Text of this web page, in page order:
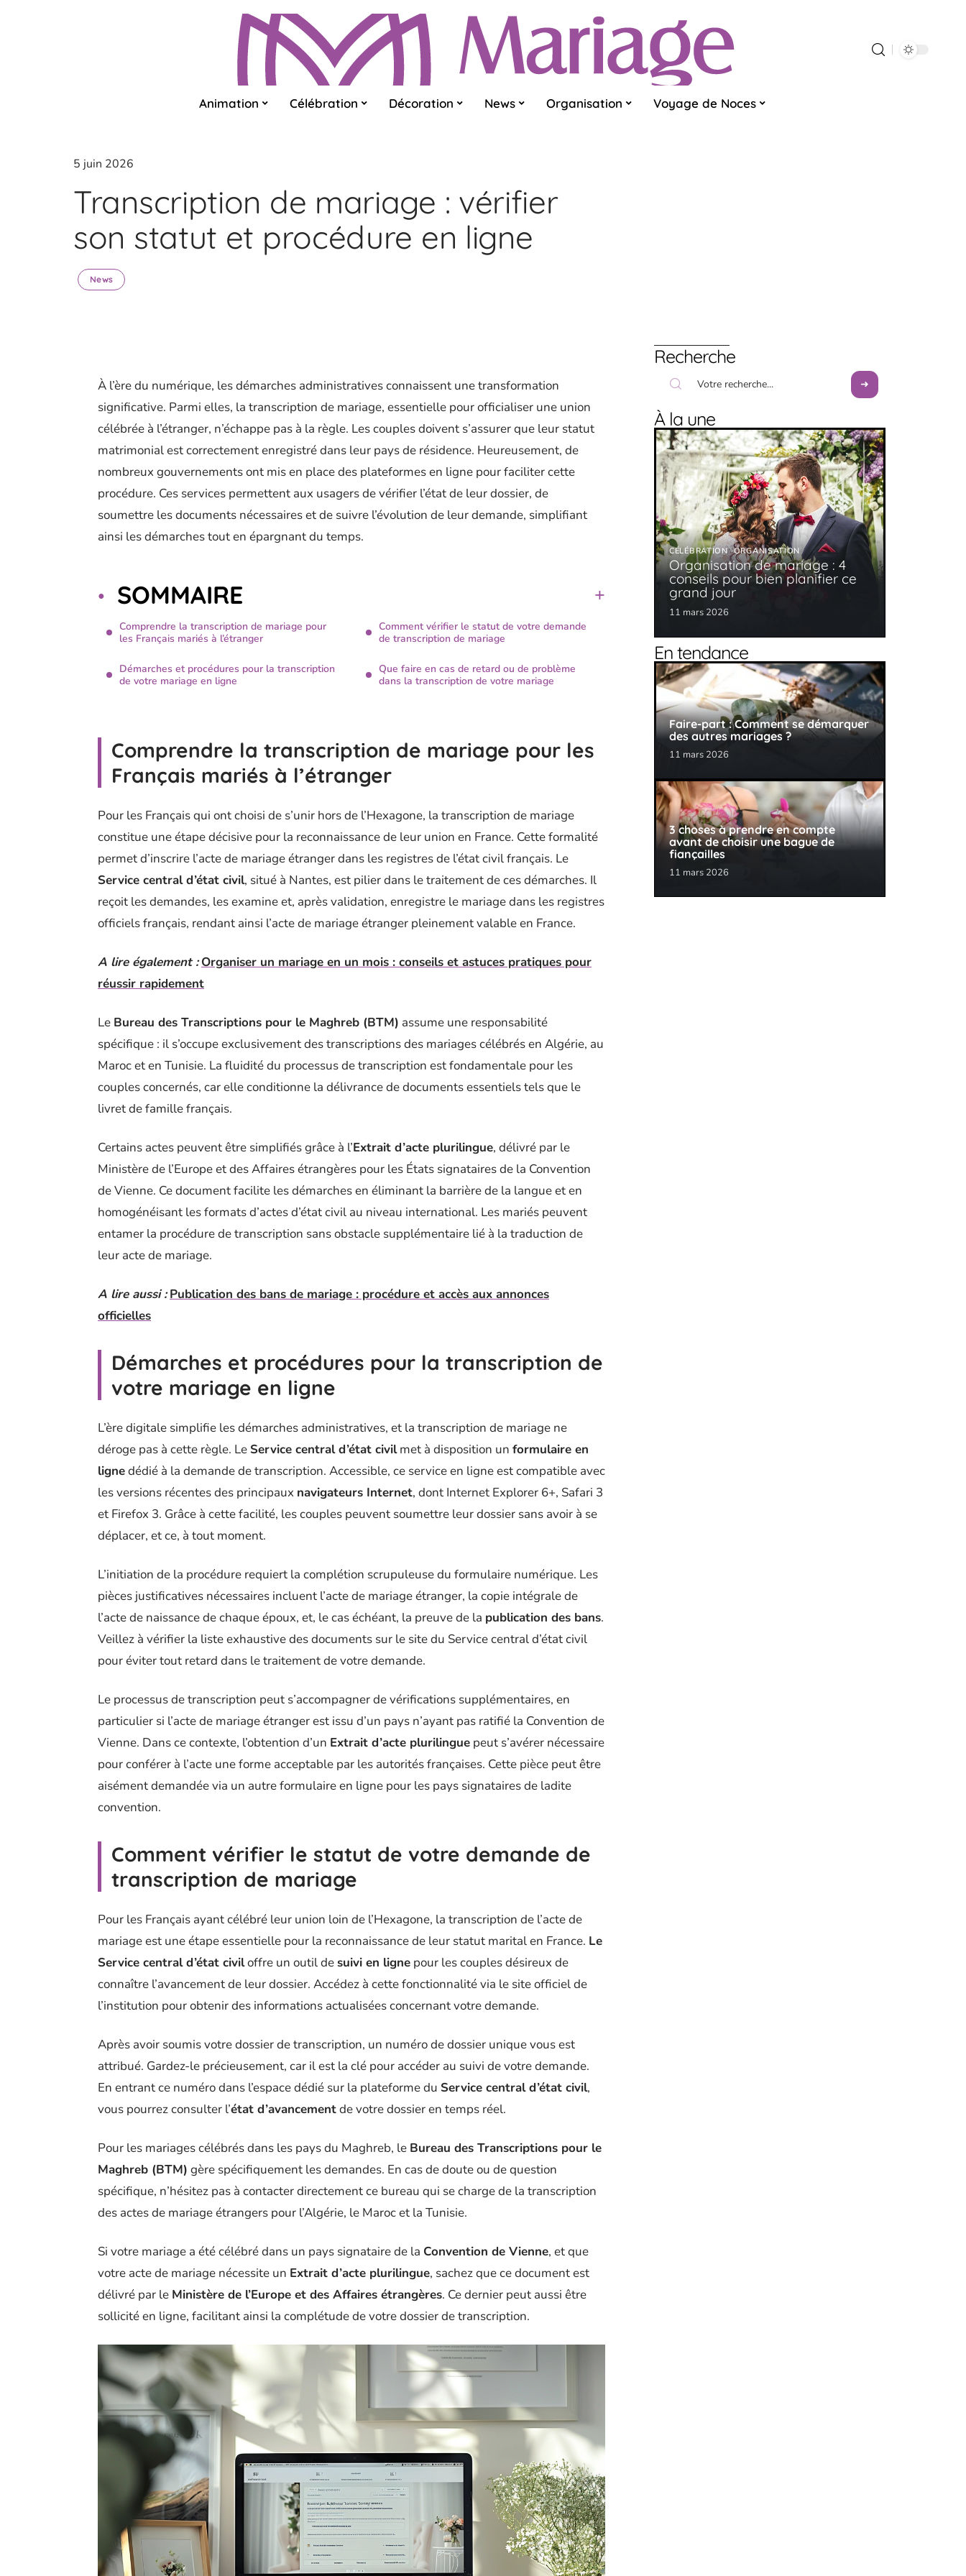
Animation Célébration Décoration News Organisation Voyage de Noces
5 juin 2026
Transcription de mariage : vérifier
son statut et procédure en ligne
News
À l’ère du numérique, les démarches administratives connaissent une transformation
significative. Parmi elles, la transcription de mariage, essentielle pour officialiser une union
célébrée à l’étranger, n’échappe pas à la règle. Les couples doivent s’assurer que leur statut
matrimonial est correctement enregistré dans leur pays de résidence. Heureusement, de
nombreux gouvernements ont mis en place des plateformes en ligne pour faciliter cette
procédure. Ces services permettent aux usagers de vérifier l’état de leur dossier, de
soumettre les documents nécessaires et de suivre l’évolution de leur demande, simplifiant
ainsi les démarches tout en épargnant du temps.
SOMMAIRE
Comprendre la transcription de mariage pour
les Français mariés à l’étranger
Démarches et procédures pour la transcription
de votre mariage en ligne
Comment vérifier le statut de votre demande
de transcription de mariage
Que faire en cas de retard ou de problème
dans la transcription de votre mariage
Comprendre la transcription de mariage pour les
Français mariés à l’étranger
Pour les Français qui ont choisi de s’unir hors de l’Hexagone, la transcription de mariage
constitue une étape décisive pour la reconnaissance de leur union en France. Cette formalité
permet d’inscrire l’acte de mariage étranger dans les registres de l’état civil français. Le
Service central d’état civil, situé à Nantes, est pilier dans le traitement de ces démarches. Il
reçoit les demandes, les examine et, après validation, enregistre le mariage dans les registres
officiels français, rendant ainsi l’acte de mariage étranger pleinement valable en France.
A lire également : Organiser un mariage en un mois : conseils et astuces pratiques pour
réussir rapidement
Le Bureau des Transcriptions pour le Maghreb (BTM) assume une responsabilité
spécifique : il s’occupe exclusivement des transcriptions des mariages célébrés en Algérie, au
Maroc et en Tunisie. La fluidité du processus de transcription est fondamentale pour les
couples concernés, car elle conditionne la délivrance de documents essentiels tels que le
livret de famille français.
Certains actes peuvent être simplifiés grâce à l’Extrait d’acte plurilingue, délivré par le
Ministère de l’Europe et des Affaires étrangères pour les États signataires de la Convention
de Vienne. Ce document facilite les démarches en éliminant la barrière de la langue et en
homogénéisant les formats d’actes d’état civil au niveau international. Les mariés peuvent
entamer la procédure de transcription sans obstacle supplémentaire lié à la traduction de
leur acte de mariage.
A lire aussi : Publication des bans de mariage : procédure et accès aux annonces
officielles
Démarches et procédures pour la transcription de
votre mariage en ligne
L’ère digitale simplifie les démarches administratives, et la transcription de mariage ne
déroge pas à cette règle. Le Service central d’état civilmet à disposition un formulaire en
lignedédié à la demande de transcription. Accessible, ce service en ligne est compatible avec
les versions récentes des principaux navigateurs Internet, dont Internet Explorer 6+, Safari 3
et Firefox 3. Grâce à cette facilité, les couples peuvent soumettre leur dossier sans avoir à se
déplacer, et ce, à tout moment.
L’initiation de la procédure requiert la complétion scrupuleuse du formulaire numérique. Les
pièces justificatives nécessaires incluent l’acte de mariage étranger, la copie intégrale de
l’acte de naissance de chaque époux, et, le cas échéant, la preuve de la publication des bans.
Veillez à vérifier la liste exhaustive des documents sur le site du Service central d’état civil
pour éviter tout retard dans le traitement de votre demande.
Le processus de transcription peut s’accompagner de vérifications supplémentaires, en
particulier si l’acte de mariage étranger est issu d’un pays n’ayant pas ratifié la Convention de
Vienne. Dans ce contexte, l’obtention d’un Extrait d’acte plurilingue peut s’avérer nécessaire
pour conférer à l’acte une forme acceptable par les autorités françaises. Cette pièce peut être
aisément demandée via un autre formulaire en ligne pour les pays signataires de ladite
convention.
Comment vérifier le statut de votre demande de
transcription de mariage
Pour les Français ayant célébré leur union loin de l’Hexagone, la transcription de l’acte de
mariage est une étape essentielle pour la reconnaissance de leur statut marital en France. Le
Service central d’état civiloffre un outil desuivi en ligne pour les couples désireux de
connaître l’avancement de leur dossier. Accédez à cette fonctionnalité via le site officiel de
l’institution pour obtenir des informations actualisées concernant votre demande.
Après avoir soumis votre dossier de transcription, un numéro de dossier unique vous est
attribué. Gardez-le précieusement, car il est la clé pour accéder au suivi de votre demande.
En entrant ce numéro dans l’espace dédié sur la plateforme du Service central d’état civil,
vous pourrez consulter l’état d’avancementde votre dossier en temps réel.
Pour les mariages célébrés dans les pays du Maghreb, le Bureau des Transcriptions pour le
Maghreb (BTM) gère spécifiquement les demandes. En cas de doute ou de question
spécifique, n’hésitez pas à contacter directement ce bureau qui se charge de la transcription
des actes de mariage étrangers pour l’Algérie, le Maroc et la Tunisie.
Si votre mariage a été célébré dans un pays signataire de la Convention de Vienne, et que
votre acte de mariage nécessite un Extrait d’acte plurilingue, sachez que ce document est
délivré par le Ministère de l’Europe et des Affaires étrangères. Ce dernier peut aussi être
sollicité en ligne, facilitant ainsi la complétude de votre dossier de transcription.
Recherche
À la une
CÉLÉBRATION ORGANISATION
Organisation de mariage : 4
conseils pour bien planifier ce
grand jour
11 mars 2026
En tendance
Faire-part : Comment se démarquer
des autres mariages ?
11 mars 2026
3 choses à prendre en compte
avant de choisir une bague de
fiançailles
11 mars 2026